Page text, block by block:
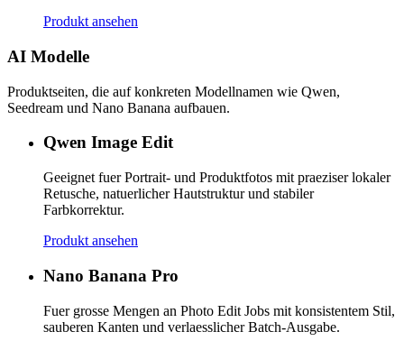
Produkt ansehen
AI Modelle
Produktseiten, die auf konkreten Modellnamen wie Qwen,
Seedream und Nano Banana aufbauen.
Qwen Image Edit
Geeignet fuer Portrait- und Produktfotos mit praeziser lokaler
Retusche, natuerlicher Hautstruktur und stabiler
Farbkorrektur.
Produkt ansehen
Nano Banana Pro
Fuer grosse Mengen an Photo Edit Jobs mit konsistentem Stil,
sauberen Kanten und verlaesslicher Batch-Ausgabe.